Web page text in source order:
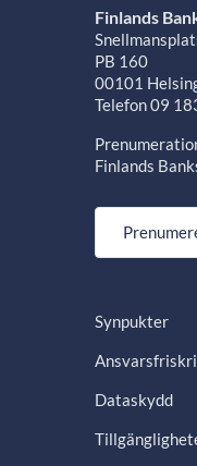
Finlands
PB 160
00101
Telefon 09
Finlands
Synpukter
Dataskydd